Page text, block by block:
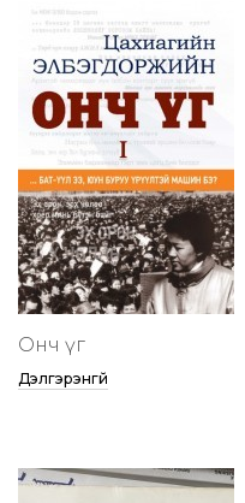
Онч үг
Дэлгэрэнгүй